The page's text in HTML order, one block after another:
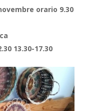
orario 9.30
13.30-17.30